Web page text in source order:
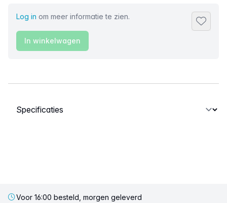
Log in om meer informatie te zien.
In winkelwagen
Selecteer een tabblad
Voor 16:00 besteld, morgen geleverd